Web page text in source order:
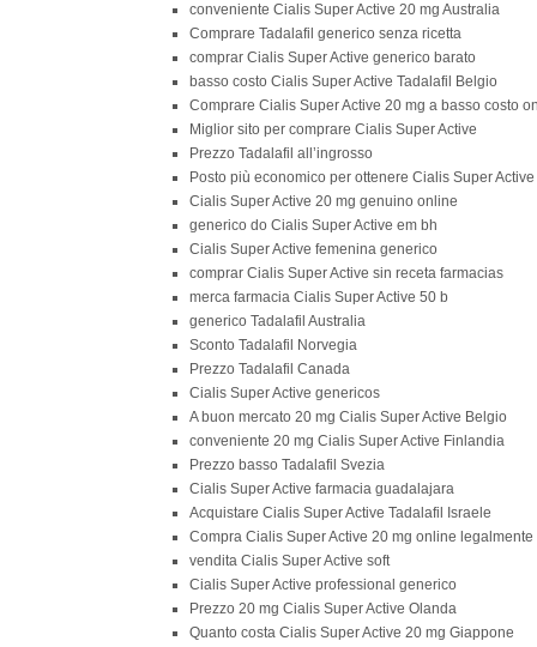
conveniente Cialis Super Active 20 mg Australia
Comprare Tadalafil generico senza ricetta
comprar Cialis Super Active generico barato
basso costo Cialis Super Active Tadalafil Belgio
Comprare Cialis Super Active 20 mg a basso costo
Miglior sito per comprare Cialis Super Active
Prezzo Tadalafil all’ingrosso
Posto più economico per ottenere Cialis Super
Cialis Super Active 20 mg genuino online
generico do Cialis Super Active em bh
Cialis Super Active femenina generico
comprar Cialis Super Active sin receta farmacias
merca farmacia Cialis Super Active 50 b
generico Tadalafil Australia
Sconto Tadalafil Norvegia
Prezzo Tadalafil Canada
Cialis Super Active genericos
A buon mercato 20 mg Cialis Super Active Belgio
conveniente 20 mg Cialis Super Active Finlandia
Prezzo basso Tadalafil Svezia
Cialis Super Active farmacia guadalajara
Acquistare Cialis Super Active Tadalafil Israele
Compra Cialis Super Active 20 mg online legalmente
vendita Cialis Super Active soft
Cialis Super Active professional generico
Prezzo 20 mg Cialis Super Active Olanda
Quanto costa Cialis Super Active 20 mg Giappone